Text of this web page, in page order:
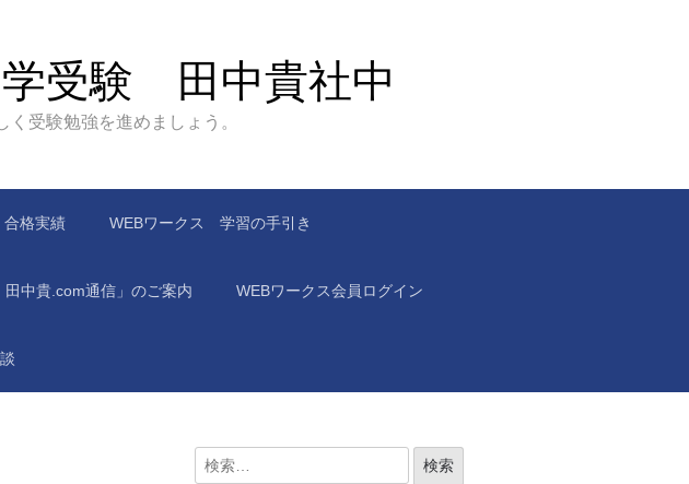
受験 田中貴社中
受験勉強を進めましょう。
合格実績 WEBワークス 学習の手引き
中貴.com通信」のご案内 WEBワークス会員ログイン